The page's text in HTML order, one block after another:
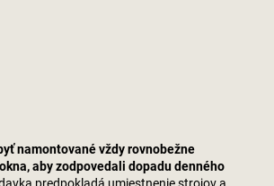
namontované vždy rovnobežne
aby zodpovedali dopadu denného
predpokladá umiestnenie strojov a